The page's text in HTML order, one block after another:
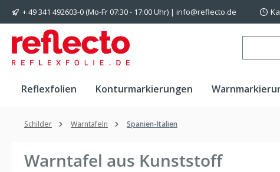
Hauptinhalt springen
Zur Suche springen
Zur Hauptnavigation springen
+ 49 341 492603-0 (Mo-Fr 07:30 - 17:00 Uhr) | info@reflecto.de
Reflexfolien Konturmarkierungen
Schilder Warntafeln Spanien-Italien
Warntafel aus Kunststoff